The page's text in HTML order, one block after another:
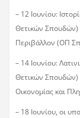
– 12 Ιουνίου:
Θετικών Σπουδών)
Περιβάλλον (ΟΠ
– 14 Ιουνίου:
Θετικών Σπουδών)
Οικονομίας και
– 18 Ιουνίου, οι